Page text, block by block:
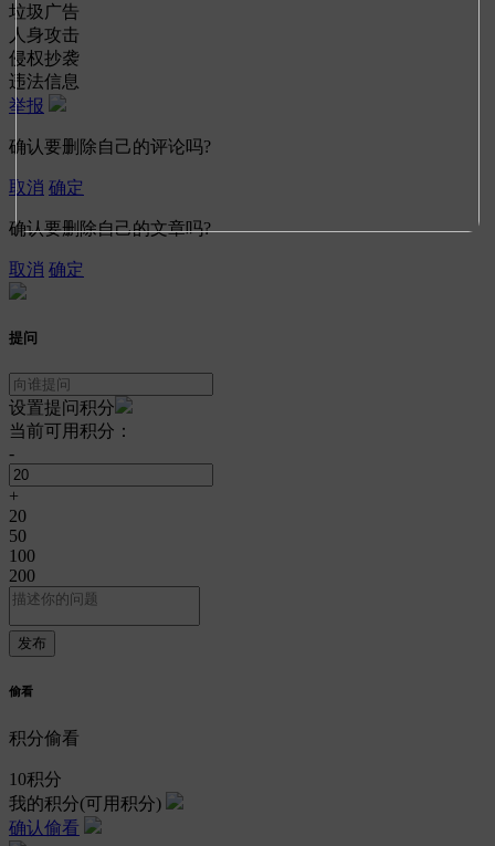
垃圾广告
人身攻击
侵权抄袭
违法信息
举报
确认要删除自己的评论吗?
取消 确定
确认要删除自己的文章吗?
取消 确定
提问
设置提问积分
当前可用积分：
-
+
20
50
100
200
偷看
积分偷看
10积分
我的积分(可用积分)
确认偷看